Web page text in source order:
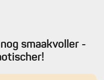
smaakvoller -